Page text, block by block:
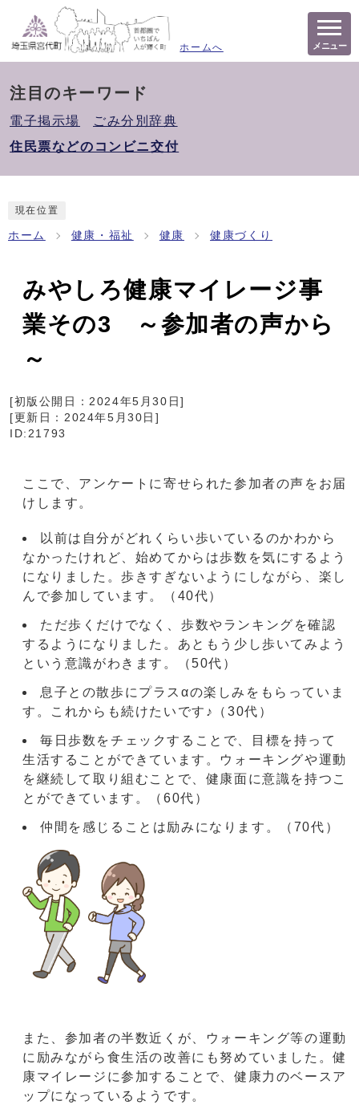
ホームへ メニュー
注目のキーワード
電子掲示場
ごみ分別辞典
住民票などのコンビニ交付
現在位置
ホーム 健康・福祉 健康 健康づくり
みやしろ健康マイレージ事
業その3 ～参加者の声から
～
[初版公開日：2024年5月30日]
[更新日： 2024年5月30日 ]
ID:21793
ここで、アンケートに寄せられた参加者の声をお届
けします。
以前は自分がどれくらい歩いているのかわから
なかったけれど、始めてからは歩数を気にするよう
になりました。歩きすぎないようにしながら、楽し
んで参加しています。（40代）
ただ歩くだけでなく、歩数やランキングを確認
するようになりました。あともう少し歩いてみよう
という意識がわきます。（50代）
息子との散歩にプラスαの楽しみをもらっていま
す。これからも続けたいです♪（30代）
毎日歩数をチェックすることで、目標を持って
生活することができています。ウォーキングや運動
を継続して取り組むことで、健康面に意識を持つこ
とができています。（60代）
仲間を感じることは励みになります。（70代）
また、参加者の半数近くが、ウォーキング等の運動
に励みながら食生活の改善にも努めていました。健
康マイレージに参加することで、健康力のベースア
ップになっているようです。